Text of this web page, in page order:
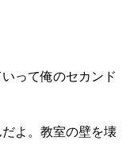
って俺のセカンド
よ。教室の壁を壊